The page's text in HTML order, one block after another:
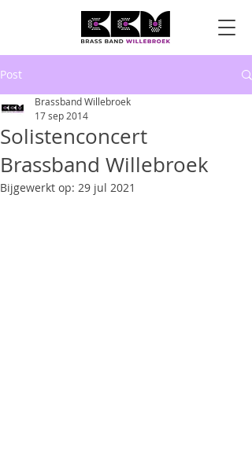
Post
Solistenconcert
Brassband Willebroek
Brassband Willebroek
17 sep 2014
Bijgewerkt op: 29 jul 2021